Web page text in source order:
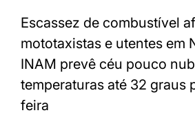
Escassez de combustível
mototaxistas e utentes em
INAM prevê céu pouco
temperaturas até 32 graus
feira